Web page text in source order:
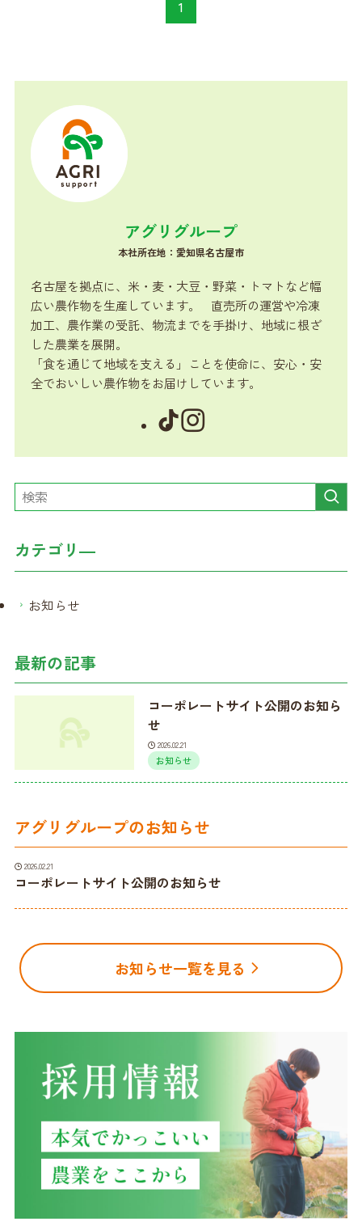
1
アグリグループ
本社所在地：愛知県名古屋市
名古屋を拠点に、米・麦・大豆・野菜・トマトなど幅
広い農作物を生産しています。 直売所の運営や冷凍
加工、農作業の受託、物流までを手掛け、地域に根ざ
した農業を展開。
「食を通じて地域を支える」ことを使命に、安心・安
全でおいしい農作物をお届けしています。
カテゴリ―
お知らせ
最新の記事
コーポレートサイト公開のお知ら
せ
2026.02.21
お知らせ
アグリグループのお知らせ
2026.02.21
コーポレートサイト公開のお知らせ
お知らせ一覧を見る